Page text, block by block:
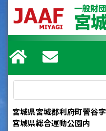
宮城県宮城郡利府町菅谷
宮城県総合運動公園内